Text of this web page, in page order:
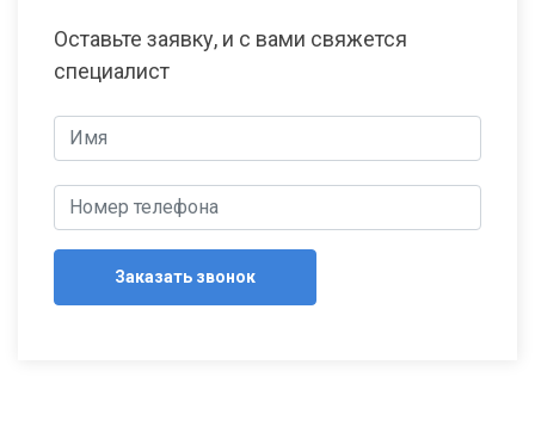
Оставьте заявку, и с вами свяжется
специалист
Заказать звонок